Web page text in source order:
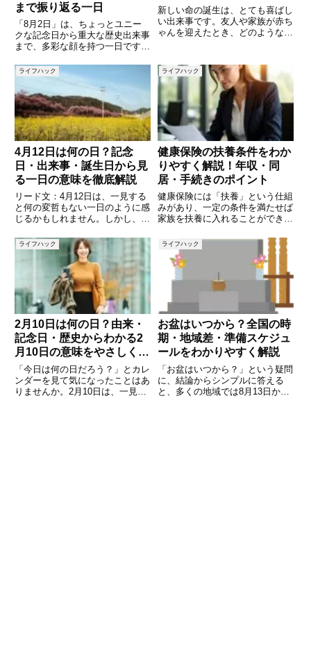
まで振り返る一日
「8月2日」は、ちょっとユニー
クな記念日から重大な歴史出来事
まで、多彩な顔を持つ一日です。
つの日」など語呂合わせで誕生し
た記念日、そして1958年や1994
年、1945年に日本や世界で起き
た出来事をご紹介します
新しい命の誕生は、とても喜ばし
い出来事です。友人や家族が赤ち
ゃんを迎えたとき、どのようなお
記事では、出産祝いのメッセージ
を送る際に使える文例を10個ご
紹介します。ぜひ参考にして、心
ライフハック
4月12日は何の日？記念
日・出来事・誕生日から見
る一日の意味を徹底解説
リード文：4月12日は、一見する
と何の変哲もない一日のように感
じるかもしれません。しかし、実
念日、有名人の誕生日など、さま
ざまな意味が詰まっています。本
記事では「今日は何の日？」とい
う視点から、4月12日にまつ
ライフハック
健康保険の扶養条件をわか
りやすく解説！年収・同
居・手続きのポイント
健康保険には「扶養」という仕組
みがあり、一定の条件を満たせば
家族を扶養に入れることができま
ずに医療を受けられるため、家計
にとって大きなメリットになりま
す。しかし、扶養に入るためには
年収や働き方、同居状況などいく
ライフハック
2月10日は何の日？由来・
記念日・歴史からわかる2
月10日の意味をやさしく解
説
「今日は何の日だろう？」とカレ
ンダーを見て気になったことはあ
りませんか。2月10日は、一見す
ライフハック
お盆はいつから？全国の時
期・地域差・準備スケジュ
ールをわかりやすく解説
「お盆はいつから？」という疑問
に、結論からシンプルに答える
と、多くの地域では8月13日から